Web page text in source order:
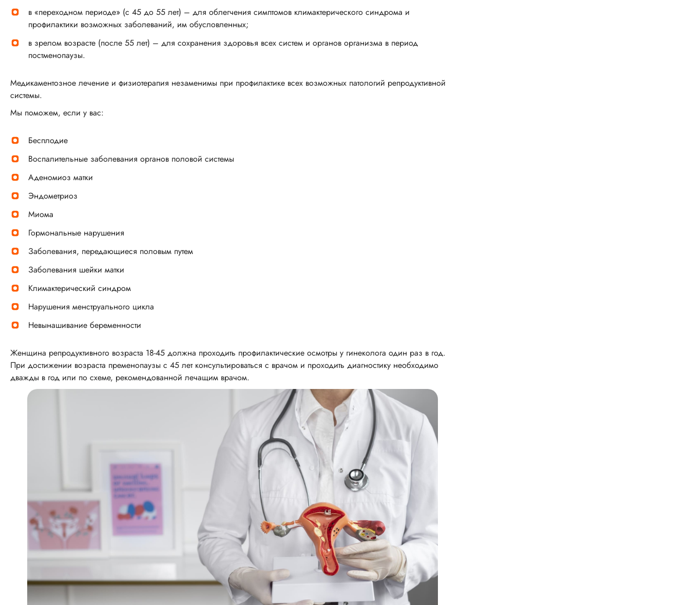
в «переходном периоде» (с 45 до 55 лет) – для облегчения симптомов климактерического синдрома и
профилактики возможных заболеваний, им обусловленных;
в зрелом возрасте (после 55 лет) – для сохранения здоровья всех систем и органов организма в период
постменопаузы.
Медикаментозное лечение и физиотерапия незаменимы при профилактике всех возможных патологий репродуктивной
системы.
Мы поможем, если у вас:
Бесплодие
Воспалительные заболевания органов половой системы
Аденомиоз матки
Эндометриоз
Миома
Гормональные нарушения
Заболевания, передающиеся половым путем
Заболевания шейки матки
Климактерический синдром
Нарушения менструального цикла
Невынашивание беременности
Женщина репродуктивного возраста 18-45 должна проходить профилактические осмотры у гинеколога один раз в год.
При достижении возраста пременопаузы с 45 лет консультироваться с врачом и проходить диагностику необходимо
дважды в год или по схеме, рекомендованной лечащим врачом.